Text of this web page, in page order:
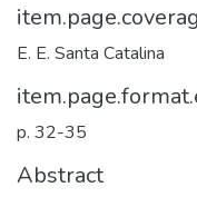
E. E. Santa Catalina
p. 32-35
Abstract